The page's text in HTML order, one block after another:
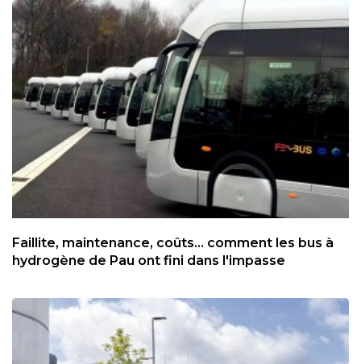
Faillite, maintenance, coûts... comment les bus à
hydrogène de Pau ont fini dans l'impasse